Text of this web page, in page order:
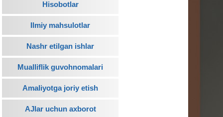
Hisobotlar
Ilmiy mahsulotlar
Nashr etilgan ishlar
Mualliflik guvohnomalari
Amaliyotga joriy etish
AJlar uchun axborot